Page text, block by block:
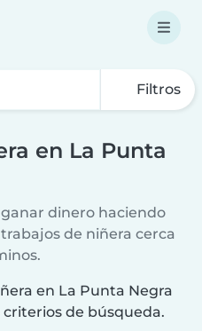
Filtros
en La Punta
dinero haciendo
de niñera cerca
en La Punta Negra
de búsqueda.